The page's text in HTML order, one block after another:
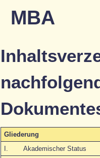
MBA
Gliederung
Akademischer Status